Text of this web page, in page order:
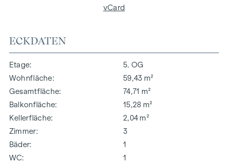
ECKDATEN
Etage
5. OG
Wohnfläche
59,43 m²
Gesamtfläche
74,71 m²
Balkonfläche
15,28 m²
Kellerfläche
2,04 m²
Zimmer
3
Bäder
1
WC
1
vCard